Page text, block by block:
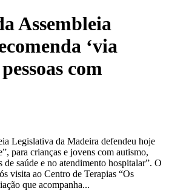
Assembleia
‘via
com
Legislativa da Madeira defendeu hoje
para crianças e jovens com autismo,
de saúde e no atendimento hospitalar”. O
visita ao Centro de Terapias “Os
que acompanha...